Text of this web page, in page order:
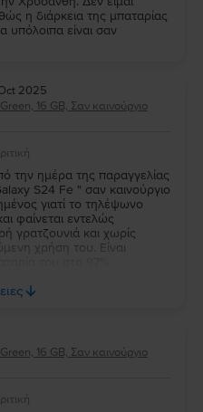
η διάρκεια της μπαταρίας
υπόλοιπα είναι σαν
2025
16 GB, Σαν καινούργιο
την ημέρα της παραγγελίας
S24 Fe " σαν καινούργιο
γιατί το τηλέψωνο
φαίνεται εντελώς
γρατζουνιά και χωρίς
χρήση του. Είναι
και φθηνό κινητό.
16 GB, Σαν καινούργιο